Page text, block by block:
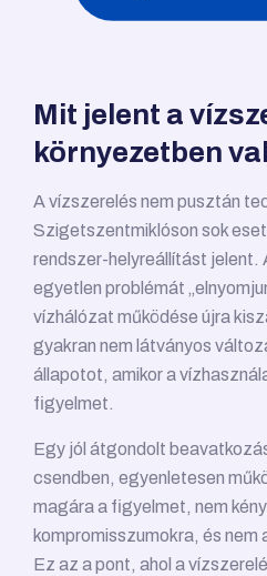
Mit jelent a
környezetben
A vízszerelés nem pusztán
Szigetszentmiklóson sok
rendszer-helyreállítást jelent.
egyetlen problémát
vízhálózat működése újra
gyakran nem látványos
állapotot, amikor a
figyelmet.
Egy jól átgondolt
csendben, egyenletesen
magára a figyelmet, nem
kompromisszumokra, és nem
Ez az a pont, ahol a